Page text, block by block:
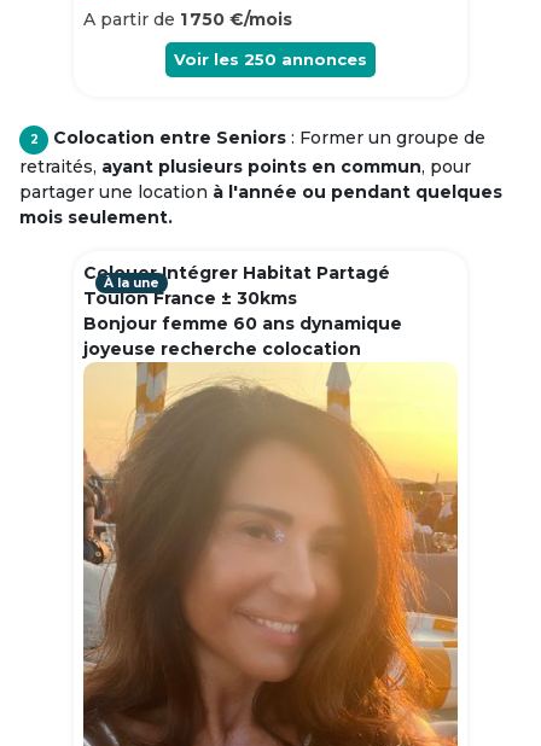
A partir de 1 750 €/mois
Voir les 250 annonces
2 Colocation entre Seniors : Former un groupe de
retraités, ayant plusieurs points en commun, pour
partager une location à l'année ou pendant quelques
mois seulement.
Colouer Intégrer Habitat Partagé
Toulon France ± 30kms
Bonjour femme 60 ans dynamique
joyeuse recherche colocation
À la une